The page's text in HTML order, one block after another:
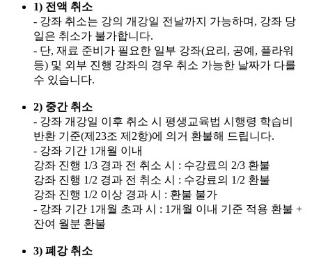
1) 전액 취소
- 강좌 취소는 강의 개강일 전날까지 가능하며, 강좌 당
일은 취소가 불가합니다.
- 단, 재료 준비가 필요한 일부 강좌(요리, 공예, 플라워
등) 및 외부 진행 강좌의 경우 취소 가능한 날짜가 다를
수 있습니다.
2) 중간 취소
- 강좌 개강일 이후 취소 시 평생교육법 시행령 학습비
반환 기준(제23조 제2항)에 의거 환불해 드립니다.
- 강좌 기간 1개월 이내
강좌 진행 1/3 경과 전 취소 시 : 수강료의 2/3 환불
강좌 진행 1/2 경과 전 취소 시 : 수강료의 1/2 환불
강좌 진행 1/2 이상 경과 시 : 환불 불가
- 강좌 기간 1개월 초과 시 : 1개월 이내 기준 적용 환불 +
잔여 월분 환불
3) 폐강 취소